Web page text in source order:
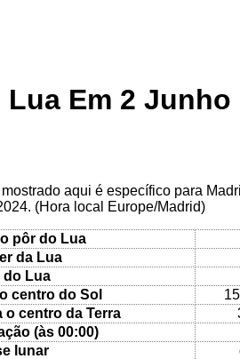
Em 2 Junho
aqui é específico para
(Hora local Europe/Madrid)
pôr do Lua
da Lua
do Lua
centro do Sol
o centro da Terra
(às 00:00)
lunar